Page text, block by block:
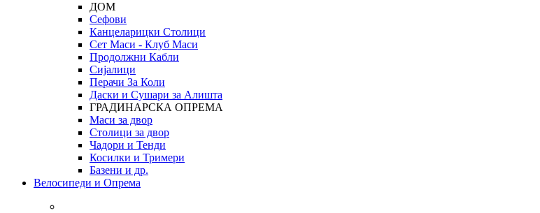
ДОМ
Сефови
Канцеларицки Столици
Сет Маси - Клуб Маси
Продолжни Кабли
Сијалици
Перачи За Коли
Даски и Сушари за Алишта
ГРАДИНАРСКА ОПРЕМА
Маси за двор
Столици за двор
Чадори и Тенди
Косилки и Тримери
Базени и др.
Велосипеди и Опрема